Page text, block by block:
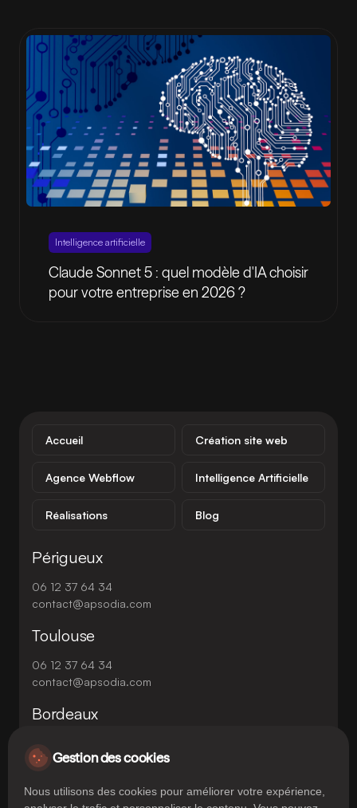
Gestion des cookies
Nous utilisons des cookies pour améliorer votre expérience,
Intelligence artificielle
Claude Sonnet 5 : quel modèle d'IA choisir
pour votre entreprise en 2026 ?
Accueil Création site web
Agence Webflow Intelligence Artificielle
Réalisations Blog
Périgueux
06 12 37 64 34
contact@apsodia.com
Toulouse
06 12 37 64 34
contact@apsodia.com
Bordeaux
contact@apsodia.com